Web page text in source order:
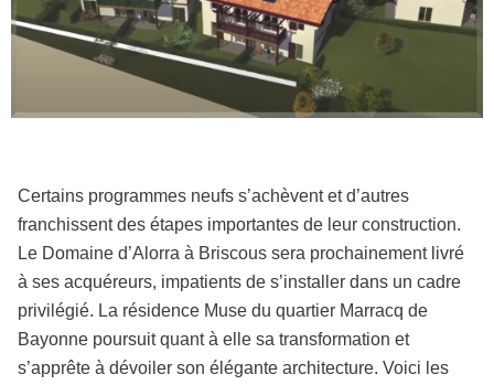
Certains programmes neufs s’achèvent et d’autres
franchissent des étapes importantes de leur construction.
Le Domaine d’Alorra à Briscous sera prochainement livré
à ses acquéreurs, impatients de s’installer dans un cadre
privilégié. La résidence Muse du quartier Marracq de
Bayonne poursuit quant à elle sa transformation et
s’apprête à dévoiler son élégante architecture. Voici les